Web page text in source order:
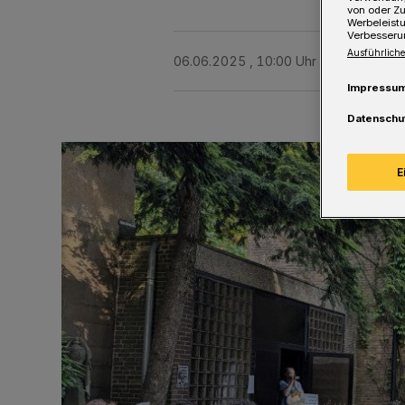
06.06.2025 , 10:00 Uhr Eine Minute
von oder